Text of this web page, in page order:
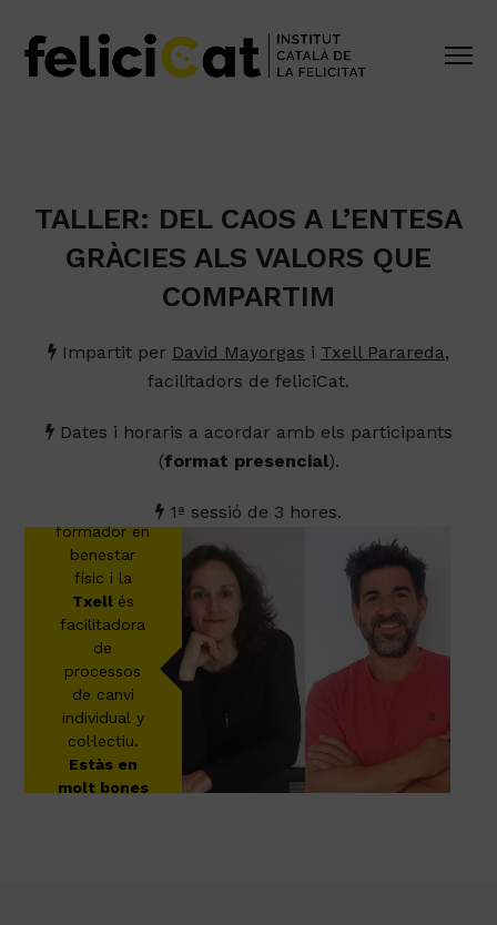
TALLER: DEL CAOS A L’ENTESA
GRÀCIES ALS VALORS QUE
COMPARTIM
Impartit per David Mayorgas i Txell Parareda,
facilitadors de feliciCat.
Dates i horaris a acordar amb els participants
(format presencial).
1ª sessió de 3 hores.
formador en
benestar
físic i la
Txell és
facilitadora
de
processos
de canvi
individual y
col·lectiu.
Estàs en
molt bones